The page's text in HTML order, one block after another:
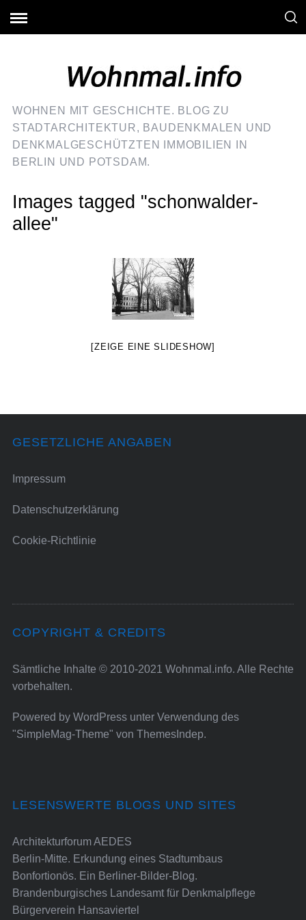
WOHNEN MIT GESCHICHTE. BLOG ZU
STADTARCHITEKTUR, BAUDENKMALEN UND
DENKMALGESCHÜTZTEN IMMOBILIEN IN
BERLIN UND POTSDAM.
Images tagged "schonwalder-
allee"
[ZEIGE EINE SLIDESHOW]
GESETZLICHE ANGABEN
Impressum
Datenschutzerklärung
Cookie-Richtlinie
COPYRIGHT & CREDITS
Sämtliche Inhalte © 2010-2021 Wohnmal.info. Alle Rechte
vorbehalten.
Powered by WordPressunter Verwendung des
"SimpleMag-Theme" von ThemesIndep.
LESENSWERTE BLOGS UND SITES
Architekturforum AEDES
Berlin-Mitte. Erkundung eines Stadtumbaus
Bonfortionös. Ein Berliner-Bilder-Blog.
Brandenburgisches Landesamt für Denkmalpflege
Bürgerverein Hansaviertel